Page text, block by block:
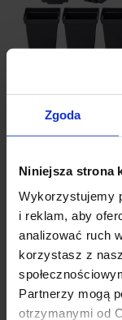
Zgoda
Niniejsza strona
Wykorzystujemy
i reklam, aby
analizować ruch
korzystasz z
Partnerzy mogą
otrzymanymi od
kwadratowa
283 oceny
0,30 zł